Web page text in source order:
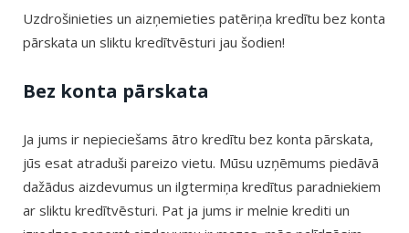
Uzdrošinieties un aizņemieties patēriņa kredītu bez konta
pārskata un sliktu kredītvēsturi jau šodien!
Bez konta pārskata
Ja jums ir nepieciešams ātro kredītu bez konta pārskata,
jūs esat atraduši pareizo vietu. Mūsu uzņēmums piedāvā
dažādus aizdevumus un ilgtermiņa kredītus paradniekiem
ar sliktu kredītvēsturi. Pat ja jums ir melnie krediti un